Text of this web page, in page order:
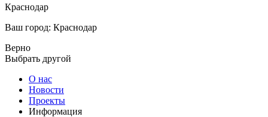
Краснодар
Ваш город: Краснодар
Верно
Выбрать другой
О нас
Новости
Проекты
Информация